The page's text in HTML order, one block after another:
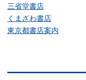
三省堂書店
くまざわ書店
東京都書店案内